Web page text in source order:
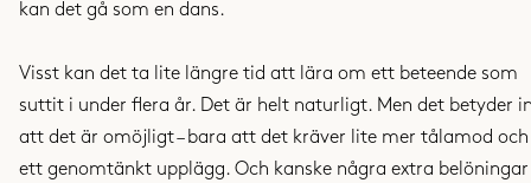
kan det gå som en dans.
Visst kan det ta lite längre tid att lära om ett beteende som
suttit i under flera år. Det är helt naturligt. Men det betyder
att det är omöjligt – bara att det kräver lite mer tålamod och
ett genomtänkt upplägg. Och kanske några extra belöningar